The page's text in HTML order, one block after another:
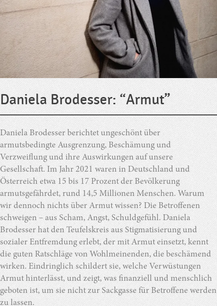
Daniela Brodesser: “Armut”
Daniela Brodesser berichtet ungeschönt über
armutsbedingte Ausgrenzung, Beschämung und
Verzweiflung und ihre Auswirkungen auf unsere
Gesellschaft. Im Jahr 2021 waren in Deutschland und
Österreich etwa 15 bis 17 Prozent der Bevölkerung
armutsgefährdet, rund 14,5 Millionen Menschen. Warum
wir dennoch nichts über Armut wissen? Die Betroffenen
schweigen – aus Scham, Angst, Schuldgefühl. Daniela
Brodesser hat den Teufelskreis aus Stigmatisierung und
sozialer Entfremdung erlebt, der mit Armut einsetzt, kennt
die guten Ratschläge von Wohlmeinenden, die beschämend
wirken. Eindringlich schildert sie, welche Verwüstungen
Armut hinterlässt, und zeigt, was finanziell und menschlich
geboten ist, um sie nicht zur Sackgasse für Betroffene werden
zu lassen.